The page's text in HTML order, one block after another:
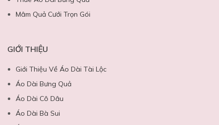
Mâm Quả Cưới Trọn Gói
GIỚI THIỆU
Giới Thiệu Về Áo Dài Tài Lộc
Áo Dài Bưng Quả
Áo Dài Cô Dâu
Áo Dài Bà Sui